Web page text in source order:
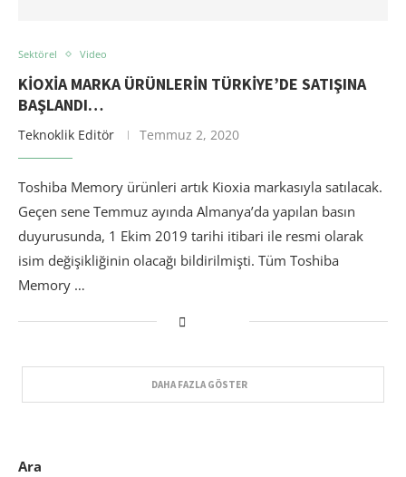
Sektörel Video
KIOXIA MARKA ÜRÜNLERIN TÜRKIYE’DE SATIŞINA
BAŞLANDI…
Teknoklik Editör Temmuz 2, 2020
Toshiba Memory ürünleri artık Kioxia markasıyla satılacak.
Geçen sene Temmuz ayında Almanya’da yapılan basın
duyurusunda, 1 Ekim 2019 tarihi itibari ile resmi olarak
isim değişikliğinin olacağı bildirilmişti. Tüm Toshiba
Memory …
DAHA FAZLA GÖSTER
Ara